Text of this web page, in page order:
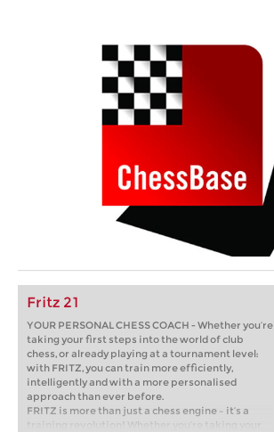
Fritz 21
YOUR PERSONAL CHESS COACH - Whether you’re
taking your first steps into the world of club
chess, or already playing at a tournament level:
with FRITZ, you can train more efficiently,
intelligently and with a more personalised
approach than ever before.
FRITZ is more than just a chess engine – it’s a
training revolution! Whether you’re taking your